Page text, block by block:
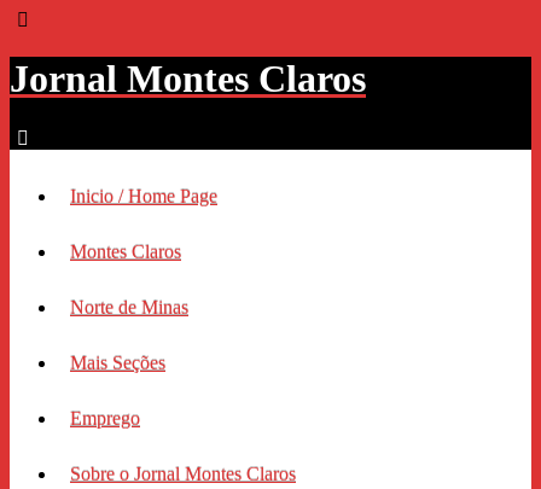
Jornal Montes Claros
Inicio / Home Page
Montes Claros
Norte de Minas
Mais Seções
Emprego
Sobre o Jornal Montes Claros